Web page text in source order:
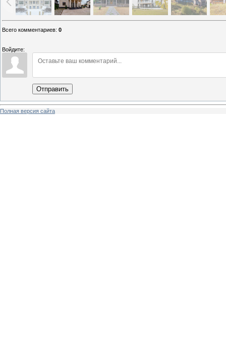
Всего комментариев: 0
Войдите:
Отправить
Полная версия сайта